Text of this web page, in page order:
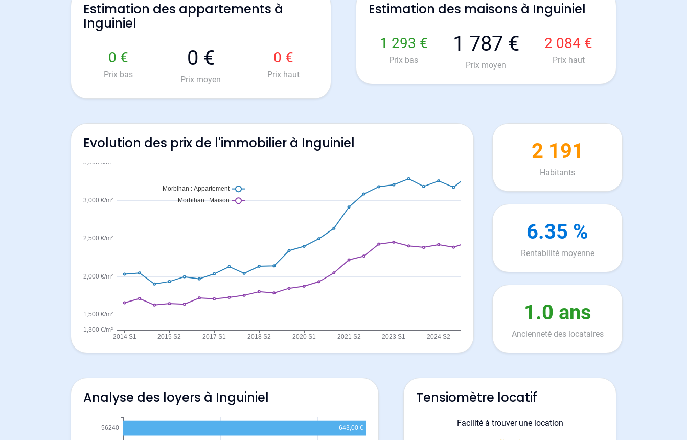
Estimation des appartements à
Inguiniel
0 €
Prix bas
0 €
Prix moyen
0 €
Prix haut
Estimation des maisons à Inguiniel
1 293 €
Prix bas
1 787 €
Prix moyen
2 084 €
Prix haut
Evolution des prix de l'immobilier à Inguiniel 2 191
Habitants
6.35 %
Rentabilité moyenne
1.0 ans
Ancienneté des locataires
Analyse des loyers à Inguiniel Tensiomètre locatif
Facilité à trouver une location